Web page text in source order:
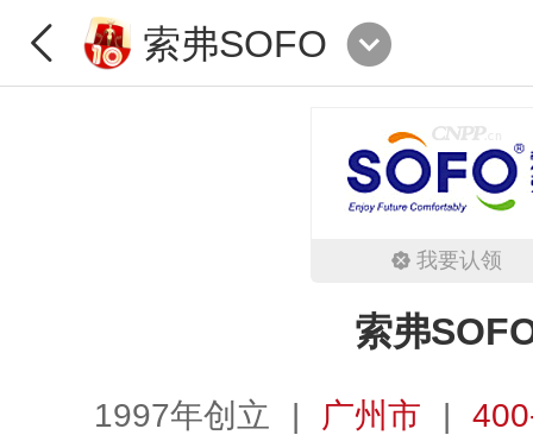
索弗SOFO
我要认领
索弗
1997年创立 广州市